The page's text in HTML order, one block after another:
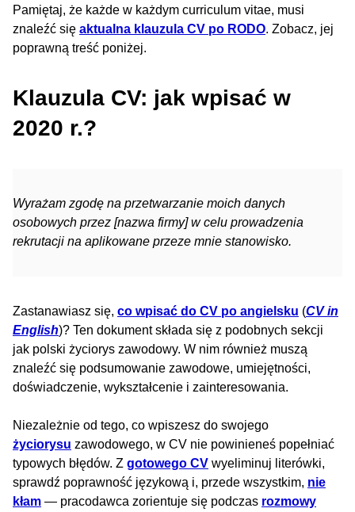
Pamiętaj, że każde w każdym curriculum vitae, musi
znaleźć się aktualna klauzula CV po RODO. Zobacz, jej
poprawną treść poniżej.
Klauzula CV: jak wpisać w
2020 r.?
Wyrażam zgodę na przetwarzanie moich danych
osobowych przez [nazwa firmy] w celu prowadzenia
rekrutacji na aplikowane przeze mnie stanowisko.
Zastanawiasz się, co wpisać do CV po angielsku (CV in
English)? Ten dokument składa się z podobnych sekcji
jak polski życiorys zawodowy. W nim również muszą
znaleźć się podsumowanie zawodowe, umiejętności,
doświadczenie, wykształcenie i zainteresowania.
Niezależnie od tego, co wpiszesz do swojego
życiorysu zawodowego, w CV nie powinieneś popełniać
typowych błędów. Z gotowego CV wyeliminuj literówki,
sprawdź poprawność językową i, przede wszystkim, nie
kłam — pracodawca zorientuje się podczas rozmowy